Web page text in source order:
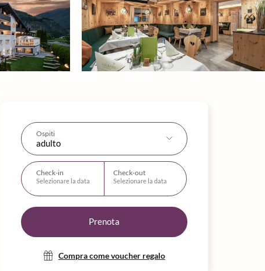
Ospiti
adulto
Check-in
Selezionare la data
Check-out
Selezionare la data
Prenota
Compra come voucher regalo